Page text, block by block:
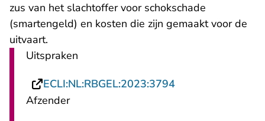
zus van het slachtoffer voor schokschade
(smartengeld) en kosten die zijn gemaakt voor de
uitvaart.
Uitspraken
ECLI:NL:RBGEL:2023:3794- U verlaat
Afzender